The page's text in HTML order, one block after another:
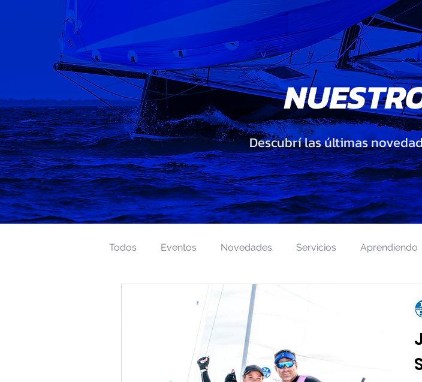
Descubrí las últimas
Todos Eventos Novedades Servicios Aprendiendo